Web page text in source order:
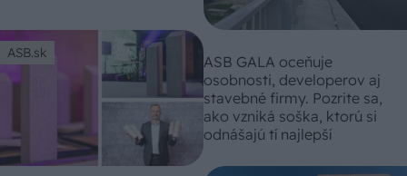
ASB.sk
ASB GALA oceňuje
osobnosti, developerov aj
stavebné firmy. Pozrite sa,
ako vzniká soška, ktorú si
odnášajú tí najlepší